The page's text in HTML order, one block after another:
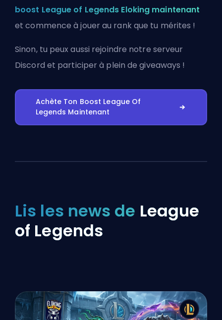
boost League of Legends Eloking maintenant
et commence à jouer au rank que tu mérites !
Sinon, tu peux aussi rejoindre notre serveur
Discord et participer à plein de giveaways !
Achète Ton Boost League Of
Legends Maintenant
Lis les news de League
of Legends